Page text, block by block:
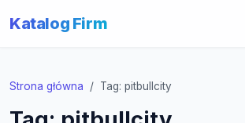
Katalog Firm
Strona główna Tag: pitbullcity